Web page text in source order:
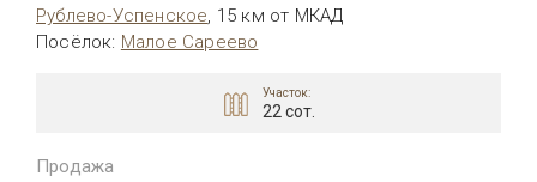
Рублево-Успенское, 15 км от МКАД
Посёлок: Малое Сареево
Участок:
22 сот.
Продажа